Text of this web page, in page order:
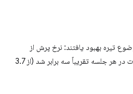
تیره بهبود یافتند: نرخ پرش از
27.25٪ به 10.82٪ و صفحات در هر جلسه تقریباً سه برابر شد (از 3.7